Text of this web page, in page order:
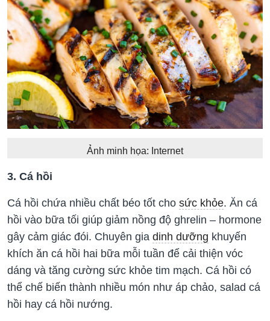
Ảnh minh họa: Internet
3. Cá hồi
Cá hồi chứa nhiều chất béo tốt cho sức khỏe. Ăn cá
hồi vào bữa tối giúp giảm nồng độ ghrelin – hormone
gây cảm giác đói. Chuyên gia dinh dưỡng khuyến
khích ăn cá hồi hai bữa mỗi tuần để cải thiện vóc
dáng và tăng cường sức khỏe tim mạch. Cá hồi có
thể chế biến thành nhiều món như áp chảo, salad cá
hồi hay cá hồi nướng.